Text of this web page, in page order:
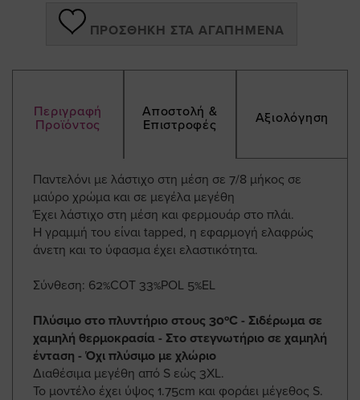
ΠΡΟΣΘΉΚΗ ΣΤΑ ΑΓΑΠΗΜΈΝΑ
Περιγραφή
Προϊόντος
Αποστολή &
Επιστροφές
Αξιολόγηση
Παντελόνι με λάστιχο στη μέση σε 7/8 μήκος σε
μαύρο χρώμα και σε μεγέλα μεγέθη
Έχει λάστιχο στη μέση και φερμουάρ στο πλάι.
Η γραμμή του είναι tapped, η εφαρμογή ελαφρώς
άνετη και το ύφασμα έχει ελαστικότητα.
Σύνθεση: 62%COT 33%POL 5%EL
Πλύσιμο στο πλυντήριο στους 30ºC - Σιδέρωμα σε
χαμηλή θερμοκρασία - Στο στεγνωτήριο σε χαμηλή
ένταση - Όχι πλύσιμο με χλώριο
Διαθέσιμα μεγέθη από S εώς 3XL.
Το μοντέλο έχει ύψος 1.75cm και φοράει μέγεθος S.